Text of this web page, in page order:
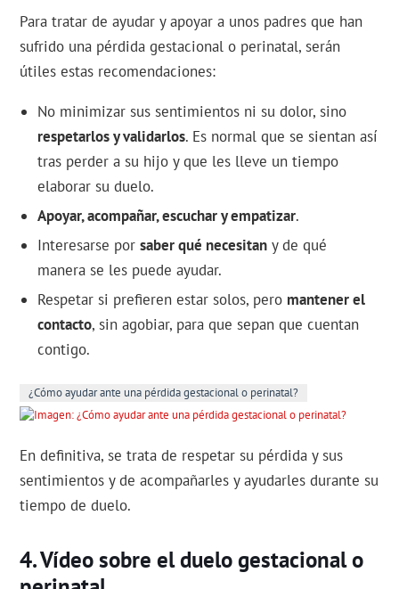
Para tratar de ayudar y apoyar a unos padres que han
sufrido una pérdida gestacional o perinatal, serán
útiles estas recomendaciones:
No minimizar sus sentimientos ni su dolor, sino
respetarlos y validarlos. Es normal que se sientan así
tras perder a su hijo y que les lleve un tiempo
elaborar su duelo.
Apoyar, acompañar, escuchar y empatizar.
Interesarse porsaber qué necesitan y de qué
manera se les puede ayudar.
Respetar si prefieren estar solos, pero mantener el
contacto, sin agobiar, para que sepan que cuentan
contigo.
¿Cómo ayudar ante una pérdida gestacional o perinatal?
En definitiva, se trata de respetar su pérdida y sus
sentimientos y de acompañarles y ayudarles durante su
tiempo de duelo.
Vídeo sobre el duelo gestacional o